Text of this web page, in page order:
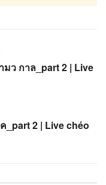
มว กาล_part 2 | Live
_part 2 | Live chéo